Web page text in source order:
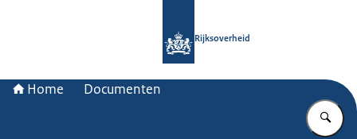
Rijksoverheid
Home Documenten